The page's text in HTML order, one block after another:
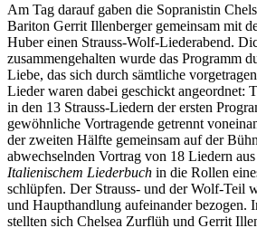
Am Tag darauf gaben die Sopranistin
Bariton Gerrit Illenberger gemeinsam mit
Huber einen Strauss-Wolf-Liederabend.
zusammengehalten wurde das Programm
Liebe, das sich durch sämtliche
Lieder waren dabei geschickt angeordnet:
in den 13 Strauss-Liedern der ersten
gewöhnliche Vortragende getrennt
der zweiten Hälfte gemeinsam auf der
abwechselnden Vortrag von 18 Liedern
Italienischem Liederbuch in die Rollen
schlüpfen. Der Strauss- und der Wolf-Teil
und Haupthandlung aufeinander bezogen.
stellten sich Chelsea Zurflüh und Gerrit